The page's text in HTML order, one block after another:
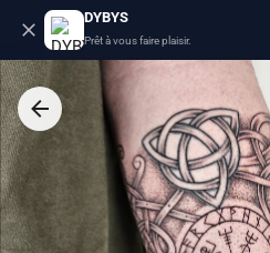
DYBYS
Prêt à vous faire plaisir.